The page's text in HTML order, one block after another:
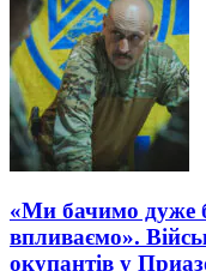
«Ми бачимо дуже
впливаємо».
окупантів у